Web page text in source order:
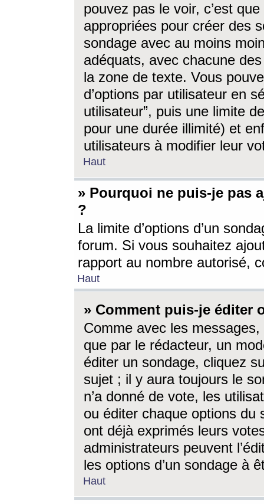
pouvez pas le voir, c’est
appropriées pour créer des
sondage avec au moins
adéquats, avec chacune
la zone de texte. Vous
d’options par utilisateur en
utilisateur”, puis une limite
pour une durée illimité) et
utilisateurs à modifier leur
Haut
» Pourquoi ne puis-je pas
?
La limite d’options d’un
forum. Si vous souhaitez
rapport au nombre autorisé,
Haut
» Comment puis-je éditer
Comme avec les
que par le rédacteur, un
éditer un sondage, cliquez
sujet ; il y aura toujours le
n’a donné de vote, les
ou éditer chaque options du
ont déjà exprimés leurs
administrateurs peuvent
les options d’un sondage à
Haut